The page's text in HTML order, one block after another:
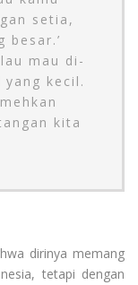
setia,
besar.’
mau di-
kecil.
kita
dirinya memang
tetapi dengan